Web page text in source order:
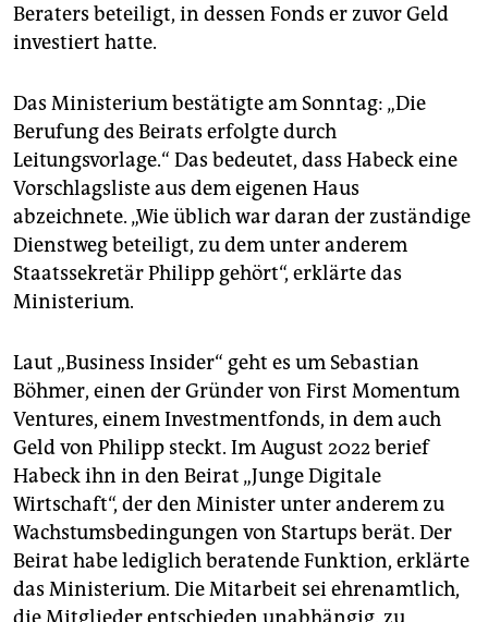
epaper login
Beraters beteiligt, in dessen Fonds er zuvor Geld
investiert hatte.
Das Ministerium bestätigte am Sonntag: „Die
Berufung des Beirats erfolgte durch
Leitungsvorlage.“ Das bedeutet, dass Habeck eine
Vorschlagsliste aus dem eigenen Haus
abzeichnete. „Wie üblich war daran der zuständige
Dienstweg beteiligt, zu dem unter anderem
Staatssekretär Philipp gehört“, erklärte das
Ministerium.
Laut „Business Insider“ geht es um Sebastian
Böhmer, einen der Gründer von First Momentum
Ventures, einem Investmentfonds, in dem auch
Geld von Philipp steckt. Im August 2022 berief
Habeck ihn in den Beirat „Junge Digitale
Wirtschaft“, der den Minister unter anderem zu
Wachstumsbedingungen von Startups berät. Der
Beirat habe lediglich beratende Funktion, erklärte
das Ministerium. Die Mitarbeit sei ehrenamtlich,